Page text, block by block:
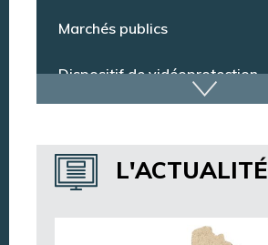
Dispositif de vidéoprotection
Annuaire des services
Annuaire des associations
Argentan Aujourd’hui
L'ACTUALITÉ